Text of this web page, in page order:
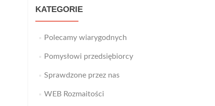
KATEGORIE
Polecamy wiarygodnych
Pomysłowi przedsiębiorcy
Sprawdzone przez nas
WEB Rozmaitości